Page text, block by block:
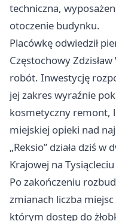
techniczna,
otoczenie budynku.
Placówkę odwiedził
Częstochowy
robót. Inwestycję
jej zakres wyraźnie
kosmetyczny remont,
miejskiej opieki nad
„Reksio” działa dziś
Krajowej na
Po zakończeniu
zmianach liczba
którym dostęp do